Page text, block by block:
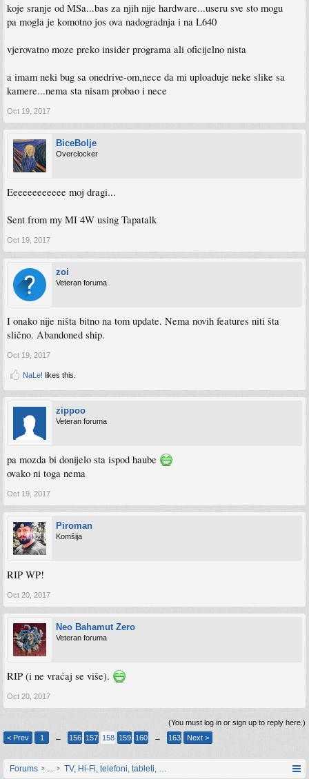
koje sranje od MSa...bas za njih nije hardware...useru sve sto mogu
pa mogla je komotno jos ova nadogradnja i na L640
vjerovatno moze preko insider programa ali oficijelno nista
a imam neki bug sa onedrive-om,nece da mi uploaduje neke slike sa
kamere...nema sta nisam probao i nece
Oct 19, 2017
BiceBolje
Overclocker
Eeeeeeeeeeee moj dragi...
Sent from my MI 4W using Tapatalk
Oct 19, 2017
zoi
Veteran foruma
I onako nije ništa bitno na tom update. Nema novih features niti šta
slično. Abandoned ship.
Oct 19, 2017
NaLe! likes this.
zippoo
Veteran foruma
pa mozda bi donijelo sta ispod haube
ovako ni toga nema
Oct 19, 2017
Piroman
Komšija
RIP WP!
Oct 20, 2017
Neo Bahamut Zero
Veteran foruma
RIP (i ne vraćaj se više).
Oct 20, 2017
(You must log in or sign up to reply here.)
< Prev
1 ← 156 157 158 159 160 → 163 Next >
Forums ... TV, Hi-Fi, telefoni, tableti, satovi, IoT oprema